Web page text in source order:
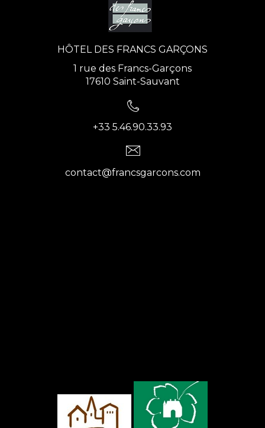
HÔTEL DES FRANCS GARÇONS
1 rue des Francs-Garçons
17610 Saint-Sauvant
+33 5.46.90.33.93
contact@francsgarcons.com